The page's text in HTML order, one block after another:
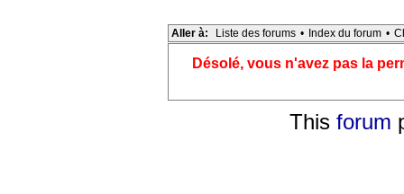
Aller à: Liste des forums • Index du forum •
Désolé, vous n'avez pas la
This forum